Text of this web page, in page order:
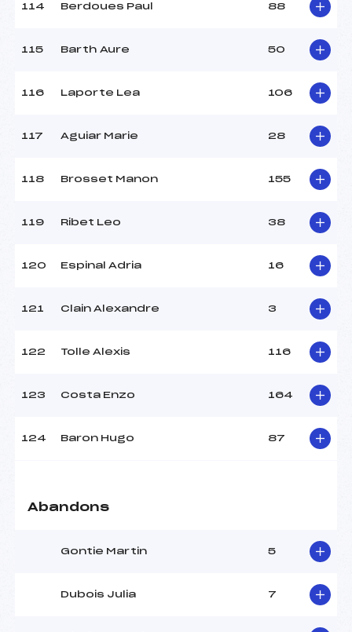
114 Berdoues Paul 88
115 Barth Aure 50
116 Laporte Lea 106
117 Aguiar Marie 28
118 Brosset Manon 155
119 Ribet Leo 38
120 Espinal Adria 16
121 Clain Alexandre 3
122 Tolle Alexis 116
123 Costa Enzo 164
124 Baron Hugo 87
Abandons
Gontie Martin 5
Dubois Julia 7